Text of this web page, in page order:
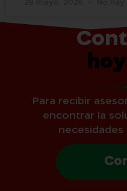
Para recibir
encontrar la
necesidades